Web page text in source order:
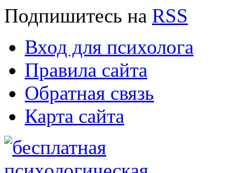
Подпишитесь на RSS
Вход для психолога
Правила сайта
Обратная связь
Карта сайта